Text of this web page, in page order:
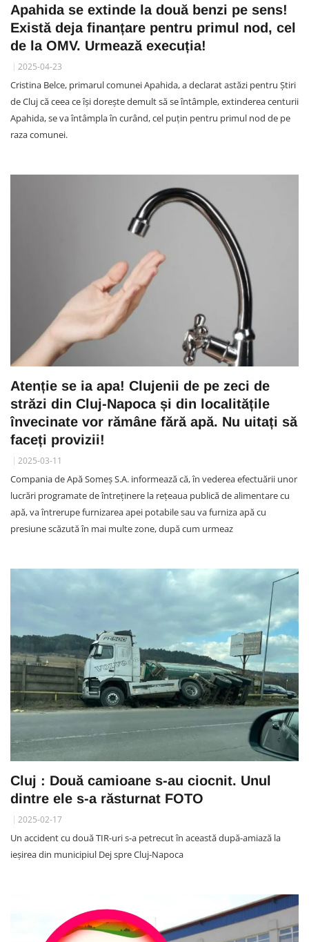
Apahida se extinde la două benzi pe sens!
Există deja finanțare pentru primul nod, cel
de la OMV. Urmează execuția!
2025-04-23
Cristina Belce, primarul comunei Apahida, a declarat astăzi pentru Știri
de Cluj că ceea ce își dorește demult să se întâmple, extinderea centurii
Apahida, se va întâmpla în curând, cel puțin pentru primul nod de pe
raza comunei.
Atenție se ia apa! Clujenii de pe zeci de
străzi din Cluj-Napoca și din localitățile
învecinate vor rămâne fără apă. Nu uitați să
faceți provizii!
2025-03-11
Compania de Apă Someș S.A. informează că, în vederea efectuării unor
lucrări programate de întreținere la rețeaua publică de alimentare cu
apă, va întrerupe furnizarea apei potabile sau va furniza apă cu
presiune scăzută în mai multe zone, după cum urmeaz
Cluj : Două camioane s-au ciocnit. Unul
dintre ele s-a răsturnat FOTO
2025-02-17
Un accident cu două TIR-uri s-a petrecut în această după-amiază la
ieșirea din municipiul Dej spre Cluj-Napoca